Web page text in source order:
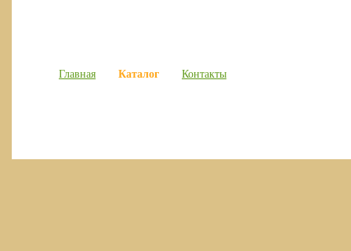
Главная Каталог Контакты